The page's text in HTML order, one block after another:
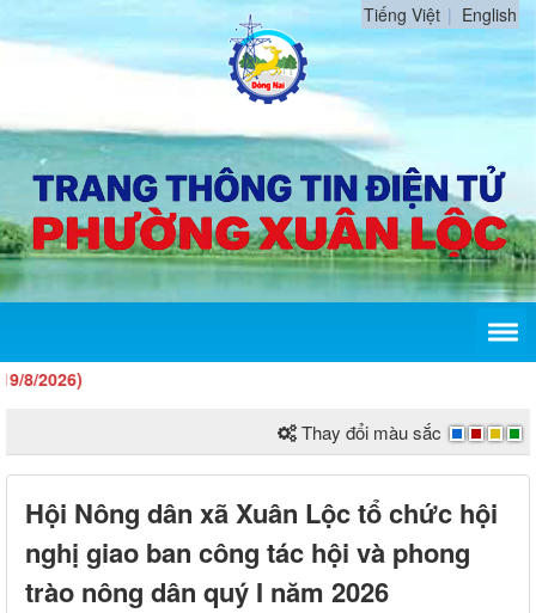
Tiếng Việt English
Thay đổi màu sắc
Hội Nông dân xã Xuân Lộc tổ chức hội
nghị giao ban công tác hội và phong
trào nông dân quý I năm 2026